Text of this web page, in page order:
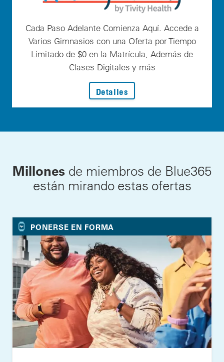
Cada Paso Adelante Comienza Aquí. Accede a
Varios Gimnasios con una Oferta por Tiempo
Limitado de $0 en la Matrícula, Además de
Clases Digitales y más
Detalles
Millones de miembros de Blue365
están mirando estas ofertas
PONERSE EN FORMA